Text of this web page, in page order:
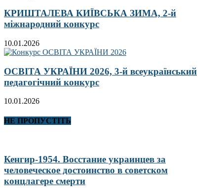
КРИШТАЛЕВА КИЇВСЬКА ЗИМА, 2-й
міжнародний конкурс
10.01.2026
ОСВІТА УКРАЇНИ 2026, 3-й всеукраїнський
педагогічний конкурс
10.01.2026
НЕ ПРОПУСТІТЬ
Кенгир-1954. Восстание украинцев за
человеческое достоинство в советском
концлагере смерти